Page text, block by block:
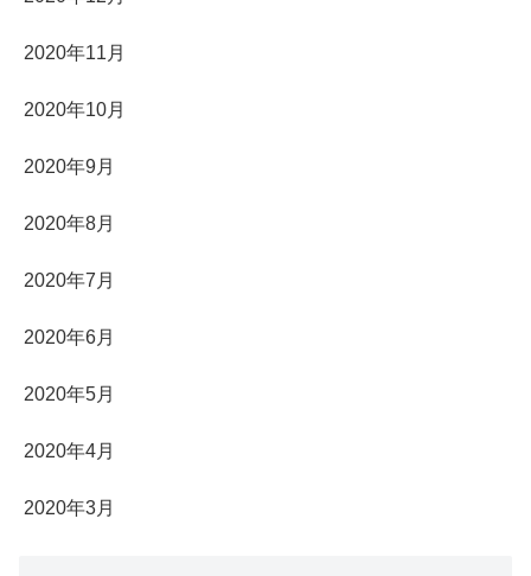
2020年11月
2020年10月
2020年9月
2020年8月
2020年7月
2020年6月
2020年5月
2020年4月
2020年3月